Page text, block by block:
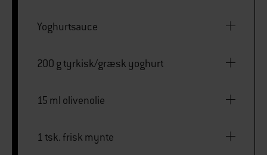
Yoghurtsauce
200 g tyrkisk/græsk yoghurt
15 ml olivenolie
1 tsk. frisk mynte